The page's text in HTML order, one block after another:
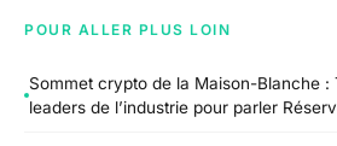
POUR ALLER PLUS LOIN
Sommet crypto de la Maison-Blanche :
leaders de l’industrie pour parler